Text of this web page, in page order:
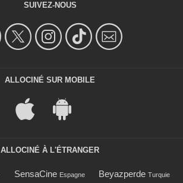
SUIVEZ-NOUS
ALLOCINÉ SUR MOBILE
ALLOCINÉ À L'ÉTRANGER
SensaCine Espagne Beyazperde Turquie